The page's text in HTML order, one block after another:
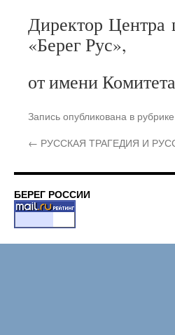
Директор Центра
«Берег Рус»,
от имени
Запись опубликована в рубрике
← РУССКАЯ ТРАГЕДИЯ И
БЕРЕГ РОССИИ